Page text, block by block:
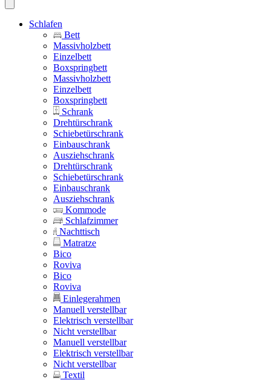
Schlafen
Bett
Massivholzbett
Einzelbett
Boxspringbett
Massivholzbett
Einzelbett
Boxspringbett
Schrank
Drehtürschrank
Schiebetürschrank
Einbauschrank
Ausziehschrank
Drehtürschrank
Schiebetürschrank
Einbauschrank
Ausziehschrank
Kommode
Schlafzimmer
Nachttisch
Matratze
Bico
Roviva
Bico
Roviva
Einlegerahmen
Manuell verstellbar
Elektrisch verstellbar
Nicht verstellbar
Manuell verstellbar
Elektrisch verstellbar
Nicht verstellbar
Textil